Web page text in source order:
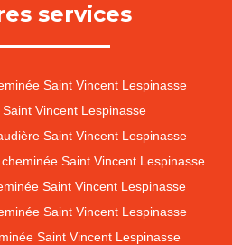
services
Saint Vincent Lespinasse
Vincent Lespinasse
Saint Vincent Lespinasse
Saint Vincent Lespinasse
Saint Vincent Lespinasse
Saint Vincent Lespinasse
Saint Vincent Lespinasse